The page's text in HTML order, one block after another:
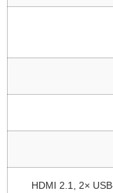
1× HDMI 2.1, ‎2×